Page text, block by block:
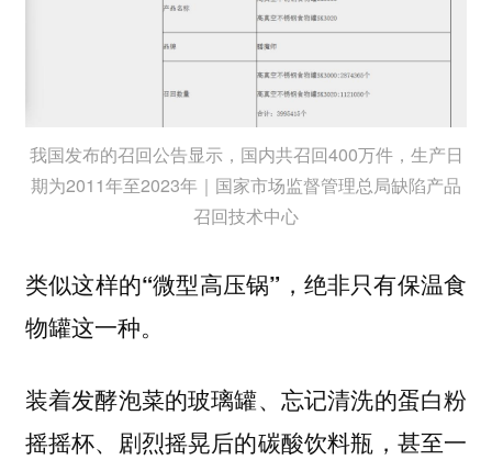
我国发布的召回公告显示，国内共召回400万件，生产日
期为2011年至2023年｜国家市场监督管理总局缺陷产品
召回技术中心
类似这样的“微型高压锅”，绝非只有保温食
物罐这一种。
装着发酵泡菜的玻璃罐、忘记清洗的蛋白粉
摇摇杯、剧烈摇晃后的碳酸饮料瓶，甚至一